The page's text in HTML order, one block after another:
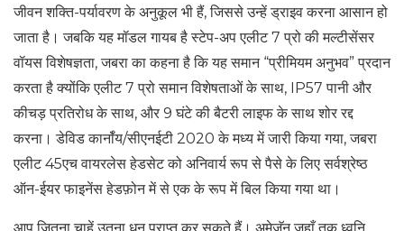
जीवन शक्ति-पर्यावरण के अनुकूल भी हैं, जिससे उन्हें ड्राइव करना आसान हो
जाता है। जबकि यह मॉडल गायब है स्टेप-अप एलीट 7 प्रो की मल्टीसेंसर
वॉयस विशेषज्ञता, जबरा का कहना है कि यह समान “प्रीमियम अनुभव” प्रदान
करता है क्योंकि एलीट 7 प्रो समान विशेषताओं के साथ, IP57 पानी और
कीचड़ प्रतिरोध के साथ, और 9 घंटे की बैटरी लाइफ के साथ शोर रद्द
करना। डेविड कार्नॉय/सीएनईटी 2020 के मध्य में जारी किया गया, जबरा
एलीट 45एच वायरलेस हेडसेट को अनिवार्य रूप से पैसे के लिए सर्वश्रेष्ठ
ऑन-ईयर फाइनेंस हेडफ़ोन में से एक के रूप में बिल किया गया था।